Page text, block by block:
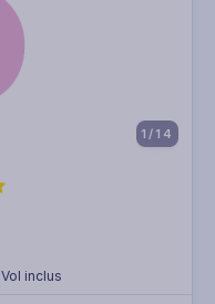
1/14
Vol inclus